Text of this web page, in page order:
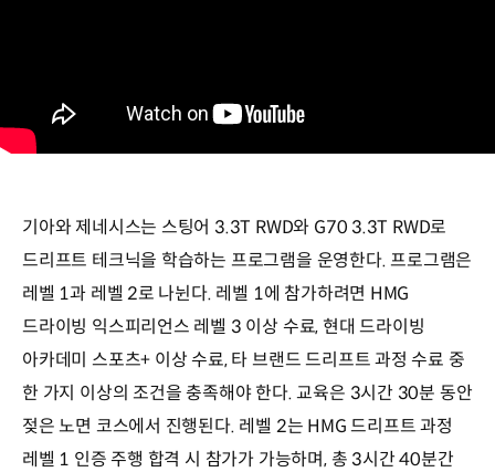
기아와 제네시스는 스팅어 3.3T RWD와 G70 3.3T RWD로
드리프트 테크닉을 학습하는 프로그램을 운영한다. 프로그램은
레벨 1과 레벨 2로 나뉜다. 레벨 1에 참가하려면 HMG
드라이빙 익스피리언스 레벨 3 이상 수료, 현대 드라이빙
아카데미 스포츠+ 이상 수료, 타 브랜드 드리프트 과정 수료 중
한 가지 이상의 조건을 충족해야 한다. 교육은 3시간 30분 동안
젖은 노면 코스에서 진행된다. 레벨 2는 HMG 드리프트 과정
레벨 1 인증 주행 합격 시 참가가 가능하며, 총 3시간 40분간